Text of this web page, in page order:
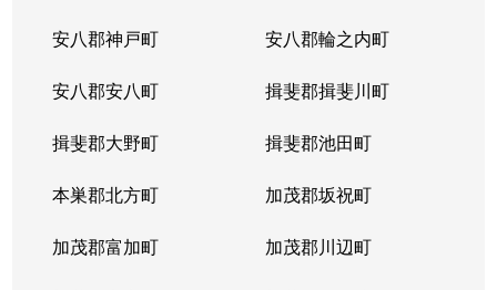
安八郡神戸町 安八郡輪之内町
安八郡安八町 揖斐郡揖斐川町
揖斐郡大野町 揖斐郡池田町
本巣郡北方町 加茂郡坂祝町
加茂郡富加町 加茂郡川辺町